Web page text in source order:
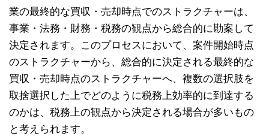
業の最終的な買収・売却時点でのストラクチャーは、
事業・法務・財務・税務の観点から総合的に勘案して
決定されます。このプロセスにおいて、案件開始時点
のストラクチャーから、総合的に決定される最終的な
買収・売却時点のストラクチャーへ、複数の選択肢を
取捨選択した上でどのように税務上効率的に到達する
のかは、税務上の観点から決定される場合が多いもの
と考えられます。